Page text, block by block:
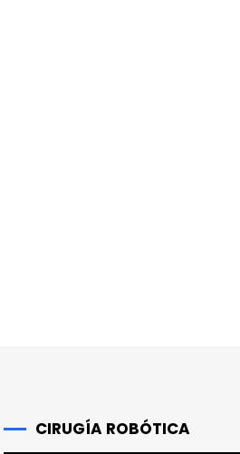
CIRUGÍA ROBÓTICA